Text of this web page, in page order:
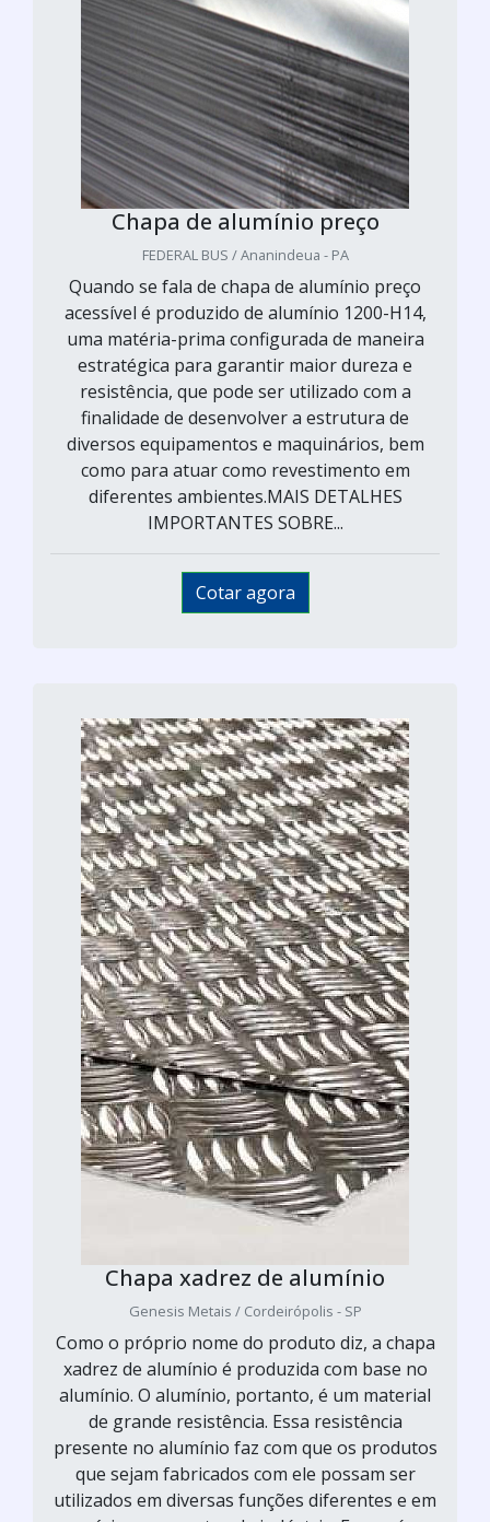
Chapa de alumínio preço
FEDERAL BUS / Ananindeua - PA
Quando se fala de chapa de alumínio preço
acessível é produzido de alumínio 1200-H14,
uma matéria-prima configurada de maneira
estratégica para garantir maior dureza e
resistência, que pode ser utilizado com a
finalidade de desenvolver a estrutura de
diversos equipamentos e maquinários, bem
como para atuar como revestimento em
diferentes ambientes.MAIS DETALHES
IMPORTANTES SOBRE...
Cotar agora
Chapa xadrez de alumínio
Genesis Metais / Cordeirópolis - SP
Como o próprio nome do produto diz, a chapa
xadrez de alumínio é produzida com base no
alumínio. O alumínio, portanto, é um material
de grande resistência. Essa resistência
presente no alumínio faz com que os produtos
que sejam fabricados com ele possam ser
utilizados em diversas funções diferentes e em